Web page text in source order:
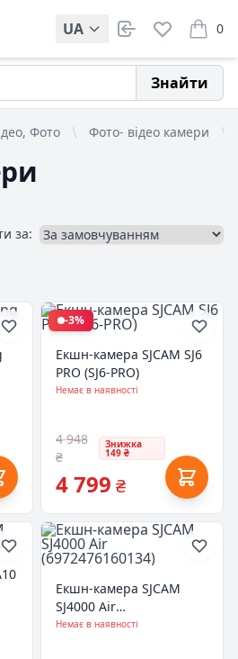
UA 0
items
Знайти
Фото Фото- відео камери
за:
-3%
Екшн-камера SJCAM SJ6
PRO (SJ6-PRO)
Немає в наявності
4 948
₴
Знижка
149 ₴
4 799 ₴
Екшн-камера SJCAM
SJ4000 Air
(6972476160134)
Немає в наявності